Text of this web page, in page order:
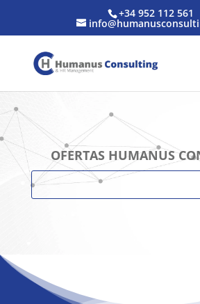
+34 952 112 561
OFERTAS HUMANUS